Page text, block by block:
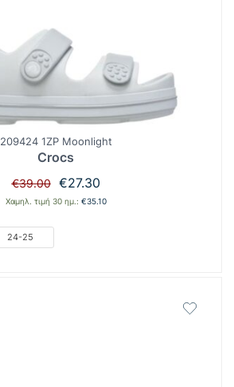
209424 1ZP Moonlight
Crocs
€39.00
Original
price
€27.30Η
τρέχουσα
Χαμηλ. τιμή 30 ημ.: €35.10
24-25